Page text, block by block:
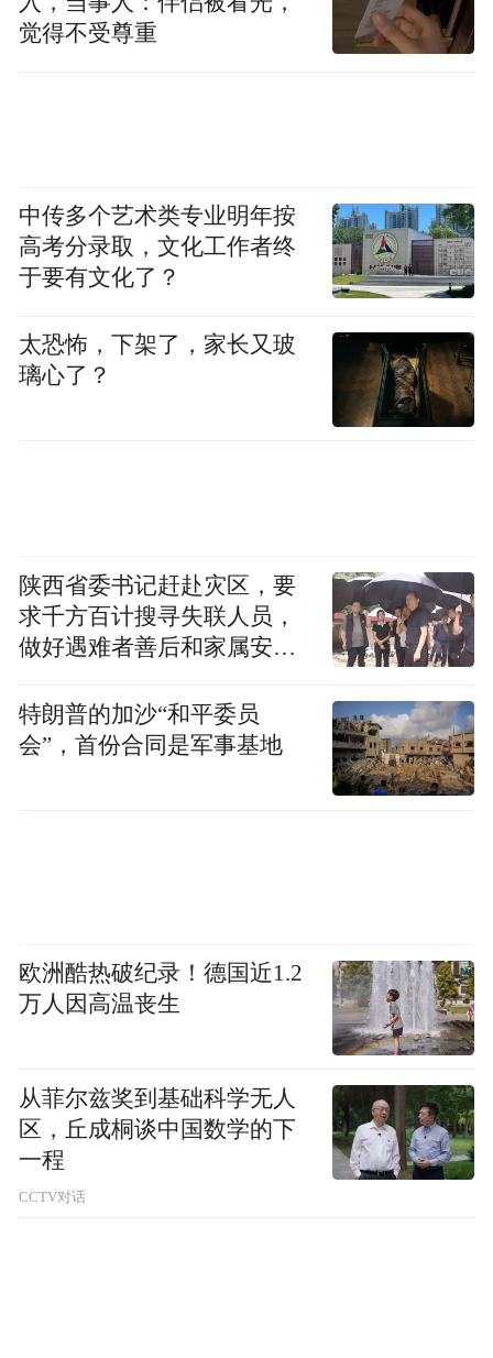
觉得不受尊重
中传多个艺术类专业明年按
高考分录取，文化工作者终
于要有文化了？
太恐怖，下架了，家长又玻
璃心了？
陕西省委书记赶赴灾区，要
求千方百计搜寻失联人员，
做好遇难者善后和家属安抚
特朗普的加沙“和平委员
会”，首份合同是军事基地
欧洲酷热破纪录！德国近1.2
万人因高温丧生
从菲尔兹奖到基础科学无人
区，丘成桐谈中国数学的下
一程
CCTV对话